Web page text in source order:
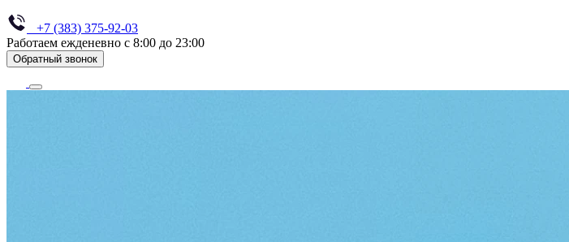
+7 (383) 375-92-03
Работаем ежденевно с 8:00 до 23:00
Обратный звонок